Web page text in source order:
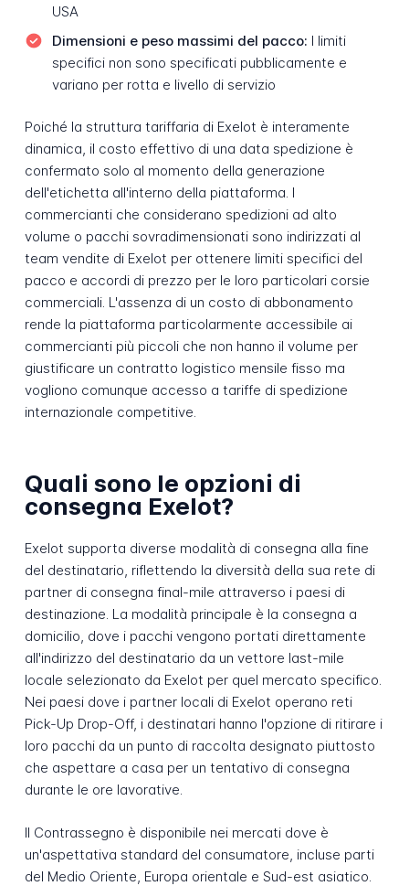
USA
Dimensioni e peso massimi del pacco: I limiti
specifici non sono specificati pubblicamente e
variano per rotta e livello di servizio
Poiché la struttura tariffaria di Exelot è interamente
dinamica, il costo effettivo di una data spedizione è
confermato solo al momento della generazione
dell'etichetta all'interno della piattaforma. I
commercianti che considerano spedizioni ad alto
volume o pacchi sovradimensionati sono indirizzati al
team vendite di Exelot per ottenere limiti specifici del
pacco e accordi di prezzo per le loro particolari corsie
commerciali. L'assenza di un costo di abbonamento
rende la piattaforma particolarmente accessibile ai
commercianti più piccoli che non hanno il volume per
giustificare un contratto logistico mensile fisso ma
vogliono comunque accesso a tariffe di spedizione
internazionale competitive.
Quali sono le opzioni di
consegna Exelot?
Exelot supporta diverse modalità di consegna alla fine
del destinatario, riflettendo la diversità della sua rete di
partner di consegna final-mile attraverso i paesi di
destinazione. La modalità principale è la consegna a
domicilio, dove i pacchi vengono portati direttamente
all'indirizzo del destinatario da un vettore last-mile
locale selezionato da Exelot per quel mercato specifico.
Nei paesi dove i partner locali di Exelot operano reti
Pick-Up Drop-Off, i destinatari hanno l'opzione di ritirare i
loro pacchi da un punto di raccolta designato piuttosto
che aspettare a casa per un tentativo di consegna
durante le ore lavorative.
Il Contrassegno è disponibile nei mercati dove è
un'aspettativa standard del consumatore, incluse parti
del Medio Oriente, Europa orientale e Sud-est asiatico.